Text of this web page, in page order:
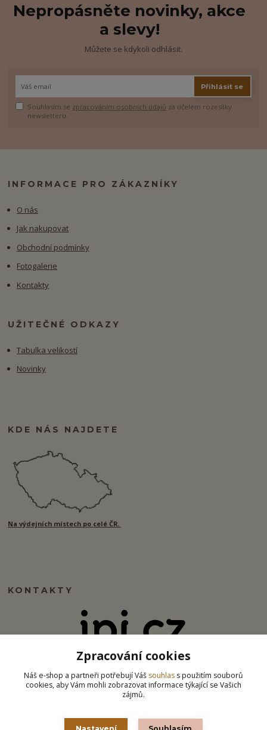
Nepropásněte novinky, akce
a slevy!
Můžete se kdykoli odhlásit.
Přihlásit se
Souhlasím se zpracováním osobních údajů za účelem rozesílky
newsletteru.
INFORMACE PRO ZÁKAZNÍKY
O nás
Jak nakupovat
Obchodní podmínky
Fotogalerie
Kontakty
UŽITEČNÉ ODKAZY
Tabulka velikostí
Novinky
KDE NÁS NAJDETE
Na výdejních místech po celé ČR.
KONTAKTY
info@ipj.cz
Zpracování cookies
Náš e-shop a partneři potřebují Váš souhlas s použitím souborů
cookies, aby Vám mohli zobrazovat informace týkající se Vašich
zájmů.